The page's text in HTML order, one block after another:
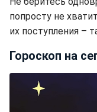
попросту не
их поступления –
Гороскоп на